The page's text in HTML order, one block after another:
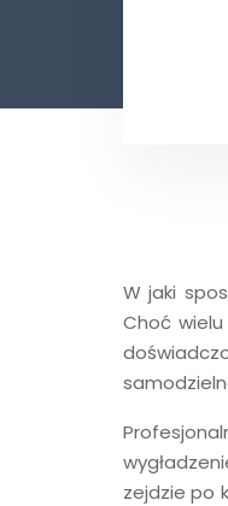
W jaki
Choć
zejdzie po